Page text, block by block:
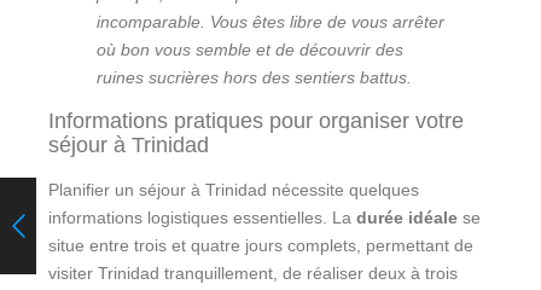
incomparable. Vous êtes libre de vous arrêter
où bon vous semble et de découvrir des
ruines sucrières hors des sentiers battus.
Informations pratiques pour organiser votre
séjour à Trinidad
Planifier un séjour à Trinidad nécessite quelques
informations logistiques essentielles. La durée idéale se
situe entre trois et quatre jours complets, permettant de
visiter Trinidad tranquillement, de réaliser deux à trois